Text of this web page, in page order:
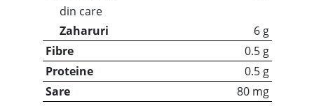
din care
Zaharuri
6 g
Fibre
0.5 g
Proteine
0.5 g
Sare
80 mg